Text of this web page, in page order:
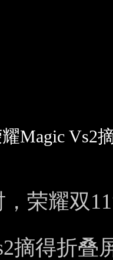
Magic Vs2
，荣耀双
摘得折叠